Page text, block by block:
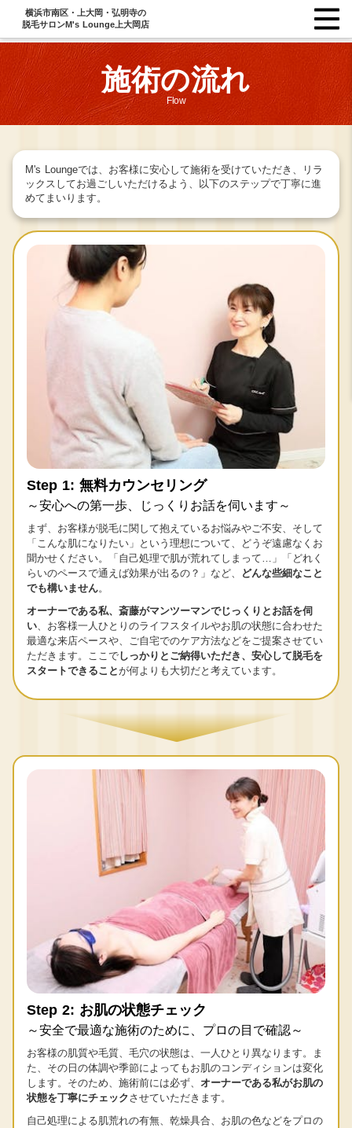
横浜市南区・上大岡・弘明寺の
脱毛サロンM's Lounge上大岡店
施術の流れ
Flow
M's Loungeでは、お客様に安心して施術を受けていただき、リラ
ックスしてお過ごしいただけるよう、以下のステップで丁寧に進
めてまいります。
Step 1: 無料カウンセリング
～安心への第一歩、じっくりお話を伺います～
まず、お客様が脱毛に関して抱えているお悩みやご不安、そして
「こんな肌になりたい」という理想について、どうぞ遠慮なくお
聞かせください。「自己処理で肌が荒れてしまって…」「どれく
らいのペースで通えば効果が出るの？」など、
どんな些細なこと
でも構いません。
オーナーである私、斎藤がマンツーマンでじっくりとお話を伺
い、お客様一人ひとりのライフスタイルやお肌の状態に合わせた
最適な来店ペースや、ご自宅でのケア方法などをご提案させてい
ただきます。ここでしっかりとご納得いただき、安心して脱毛を
スタートできることが何よりも大切だと考えています。
Step 2: お肌の状態チェック
～安全で最適な施術のために、プロの目で確認～
お客様の肌質や毛質、毛穴の状態は、一人ひとり異なります。ま
た、その日の体調や季節によってもお肌のコンディションは変化
します。そのため、施術前には必ず、 オーナーである私がお肌の
状態を丁寧にチェックさせていただきます。
自己処理による肌荒れの有無、乾燥具合、お肌の色などをプロの